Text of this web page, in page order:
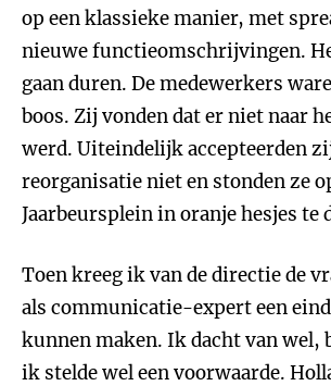
op een klassieke manier, met
nieuwe functieomschrijvingen.
gaan duren. De medewerkers
boos. Zij vonden dat er niet naar
werd. Uiteindelijk accepteerden
reorganisatie niet en stonden ze
Jaarbeursplein in oranje hesjes te
Toen kreeg ik van de directie de
als communicatie-expert een
kunnen maken. Ik dacht van wel,
ik stelde wel een voorwaarde.